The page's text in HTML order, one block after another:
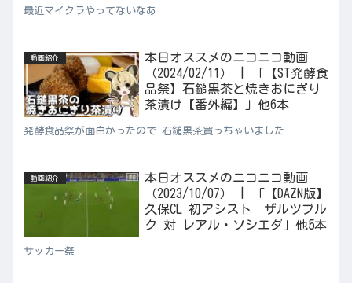
最近マイクラやってないなあ
動画紹介
本日オススメのニコニコ動画
（2024/02/11） | 「【ST発酵食
品祭】石鎚黒茶と焼きおにぎり
茶漬け【番外編】」他6本
発酵食品祭が面白かったので 石鎚黒茶買っちゃいました
動画紹介
本日オススメのニコニコ動画
（2023/10/07） | 「【DAZN版】
久保CL 初アシスト ザルツブル
ク 対 レアル・ソシエダ」他5本
サッカー祭